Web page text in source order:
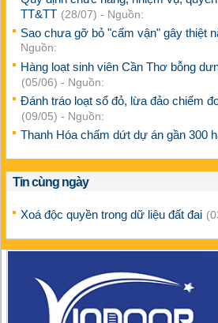
TT&TT (28/07) - Nguồn:
Sao chưa gỡ bỏ "cấm vận" gây thiệt
Nguồn:
Hàng loạt sinh viên Cần Thơ bỗng
(05/06) - Nguồn:
Đánh tráo loạt sổ đỏ, lừa đảo chiếm
(09/05) - Nguồn:
Thanh Hóa chấm dứt dự án gần 300
Tin cùng ngày
Xoá độc quyền trong dữ liệu đất đai